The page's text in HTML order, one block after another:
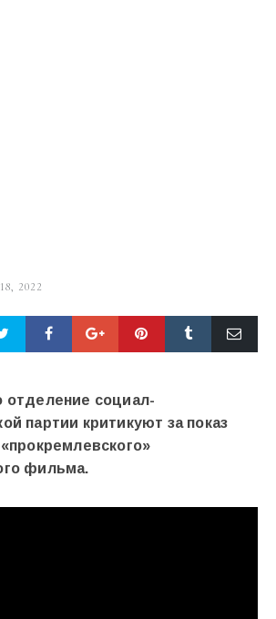
2022
отделение социал-
партии критикуют за показ
фильма.